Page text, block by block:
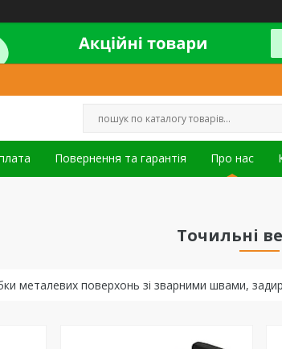
Повернення та гарантія Про нас
Точильні
металевих поверхонь зі зварними швами,